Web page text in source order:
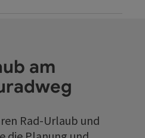
am
Rad-Urlaub und